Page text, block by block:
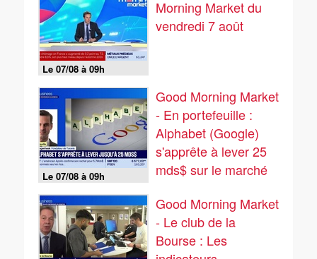
Le 07/08 à 09h
Morning Market du
vendredi 7 août
Le 07/08 à 09h
Good Morning Market
- En portefeuille :
Alphabet (Google)
s'apprête à lever 25
mds$ sur le marché
Good Morning Market
- Le club de la
Bourse : Les